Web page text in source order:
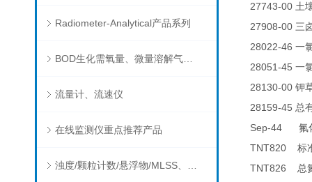
Radiometer-Analytical产品系列
BOD生化需氧量、微量溶解气体和现场水质测试组件以及其他分析仪
流量计、流速仪
在线监测仪重点推荐产品
27743-00 土
27908-00 三
28022-46 一
28051-45 一
28130-00 钾
28159-45 总
Sep-44 氟
TNT820 标
TNT826 总